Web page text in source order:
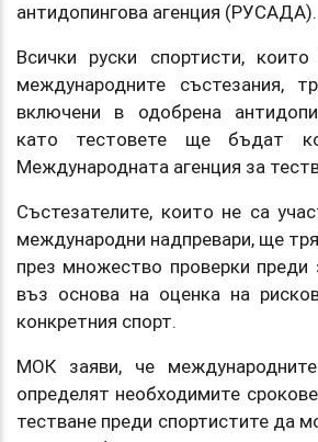
антидопингова агенция (РУСАДА).
Всички руски спортисти,
международните състезания,
включени в одобрена
като тестовете ще бъдат
Международната агенция за
Състезателите, които не са
международни надпревари, ще
през множество проверки преди
въз основа на оценка на
конкретния спорт.
МОК заяви, че
определят необходимите
тестване преди спортистите да